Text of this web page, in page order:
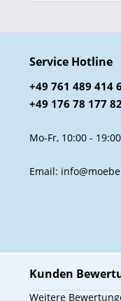
Service Hotline
+49 761 489 414
+49 176 78 177
Mo-Fr, 10:00 -
Email:
Kunden
Weitere